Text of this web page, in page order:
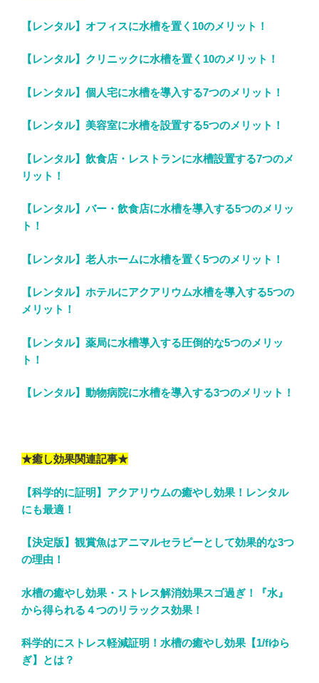
【レンタル】オフィスに水槽を置く10のメリット！
【レンタル】クリニックに水槽を置く10のメリット！
【レンタル】 個人宅に水槽を導入する7つのメリット！
【レンタル】 美容室に水槽を設置する5つのメリット！
【レンタル】 飲食店・レストランに水槽設置する7つのメ
リット！
【レンタル】バー・飲食店に水槽を導入する5つのメリッ
ト！
【レンタル】老人ホームに水槽を置く5つのメリット！
【レンタル】 ホテルにアクアリウム水槽を導入する5つの
メリット！
【レンタル】 薬局に水槽導入する圧倒的な5つのメリッ
ト！
【レンタル】動物病院に水槽を導入する3つのメリット！
★癒し効果関連記事★
【科学的に証明】アクアリウムの癒やし効果！レンタル
にも最適！
【決定版】観賞魚はアニマルセラピーとして効果的な3つ
の理由！
水槽の癒やし効果・ストレス解消効果スゴ過ぎ！『水』
から得られる４つのリラックス効果！
科学的にストレス軽減証明！水槽の癒やし効果【1/fゆら
ぎ】とは？